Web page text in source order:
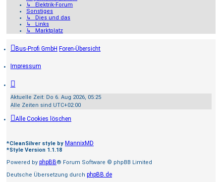
↳ Elektrik-Forum
Sonstiges
↳ Dies und das
↳ Links
↳ Marktplatz
Bus-Profi GmbH Foren-Übersicht
Impressum
Aktuelle Zeit: Do 6. Aug 2026, 05:25
Alle Zeiten sind UTC+02:00
Alle Cookies löschen
*CleanSilver style by MannixMD
*Style Version 1.1.18
Powered by phpBB® Forum Software © phpBB Limited
Deutsche Übersetzung durch phpBB.de